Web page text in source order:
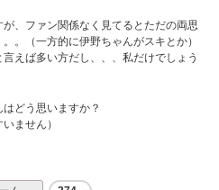
、ファン関係なく見てるとただの両思
。（一方的に伊野ちゃんがスキとか）
えば多い方だし、、、私だけでしょう
どう思いますか？
ません）